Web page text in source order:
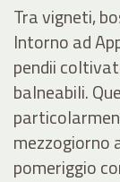
Tra vigneti,
Intorno ad
pendii
balneabili.
mezzogiorno
pomeriggio